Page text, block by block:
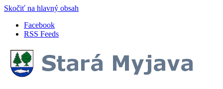
Skočiť na hlavný obsah
Facebook
RSS Feeds